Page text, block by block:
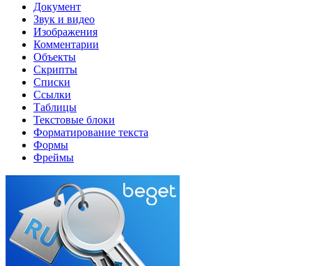
Документ
Звук и видео
Изображения
Комментарии
Объекты
Скрипты
Списки
Ссылки
Таблицы
Текстовые блоки
Форматирование текста
Формы
Фреймы